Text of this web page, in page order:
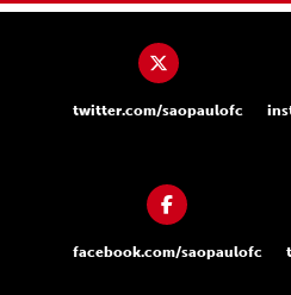
twitter.com/saopaulofc
facebook.com/saopaulofc